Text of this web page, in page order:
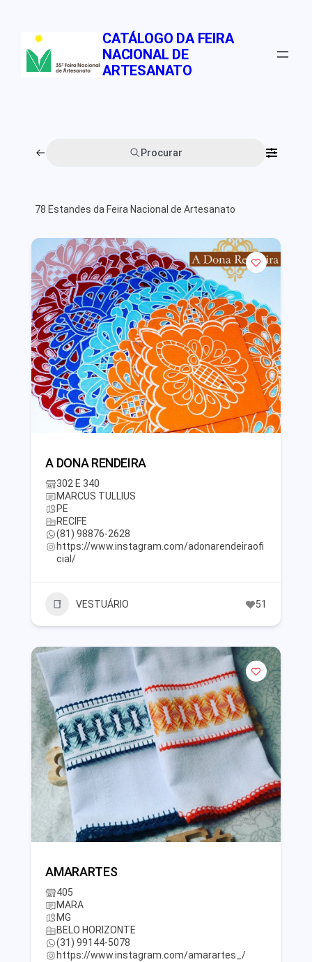
conteúdo
CATÁLOGO DA FEIRA
NACIONAL DE
ARTESANATO
Procurar
78 Estandes da Feira Nacional de Artesanato
A DONA RENDEIRA
302 E 340
MARCUS TULLIUS
PE
RECIFE
(81) 98876-2628
https://www.instagram.com/adonarendeiraofi
cial/
VESTUÁRIO 51
AMARARTES
405
MARA
MG
BELO HORIZONTE
(31) 99144-5078
https://www.instagram.com/amarartes_/